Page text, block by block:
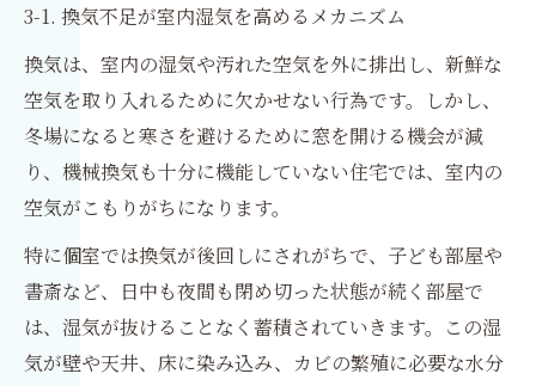
3-1. 換気不足が室内湿気を高めるメカニズム
換気は、室内の湿気や汚れた空気を外に排出し、新鮮な
空気を取り入れるために欠かせない行為です。しかし、
冬場になると寒さを避けるために窓を開ける機会が減
り、機械換気も十分に機能していない住宅では、室内の
空気がこもりがちになります。
特に個室では換気が後回しにされがちで、子ども部屋や
書斎など、日中も夜間も閉め切った状態が続く部屋で
は、湿気が抜けることなく蓄積されていきます。この湿
気が壁や天井、床に染み込み、カビの繁殖に必要な水分